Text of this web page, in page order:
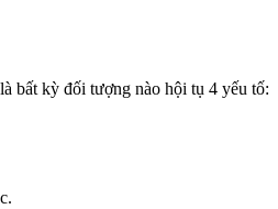
bất kỳ đối tượng nào hội tụ 4 yếu tố: